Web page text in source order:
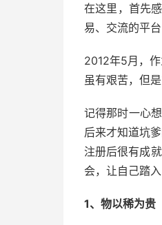
在这里，首先
易、交流的平
2012年5月，
虽有艰苦，但是
记得那时一心
后来才知道坑
注册后很有成
会，让自己踏
1、物以稀为贵